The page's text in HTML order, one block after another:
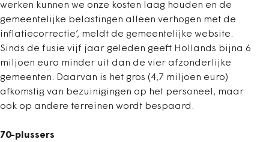
werken kunnen we onze kosten laag houden en de
gemeentelijke belastingen alleen verhogen met de
inflatiecorrectie’, meldt de gemeentelijke website.
Sinds de fusie vijf jaar geleden geeft Hollands bijna 6
miljoen euro minder uit dan de vier afzonderlijke
gemeenten. Daarvan is het gros (4,7 miljoen euro)
afkomstig van bezuinigingen op het personeel, maar
ook op andere terreinen wordt bespaard.
70-plussers